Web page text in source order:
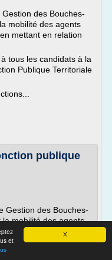
X
et
des Bouches-
mobilité des agents
mettant en relation
tous les candidats à la
Publique Territoriale
publique
Gestion des Bouches-
mobilité des agents
mettant en relation
à tous les candidats à